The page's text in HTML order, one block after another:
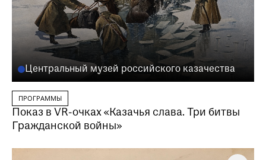
можно по телефону
+7 (495) 692-37-31
Или написав нам на почту
visitor@shm.ru
Центральный музей российского казачества
ПРОГРАММЫ
Показ в VR-очках «Казачья слава. Три битвы
Гражданской войны»